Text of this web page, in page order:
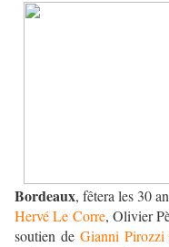
Bordeaux, fêtera les 30
Hervé Le Corre, Olivier
soutien deGianni Pirozzi